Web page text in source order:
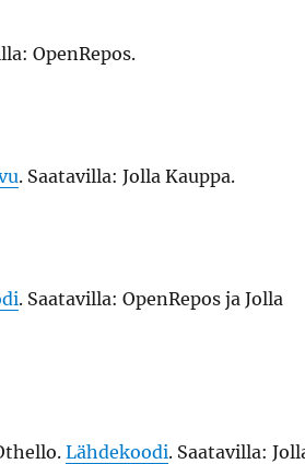
OpenRepos.
. Saatavilla: Jolla Kauppa.
. Saatavilla: OpenRepos ja Jolla
Lähdekoodi. Saatavilla: